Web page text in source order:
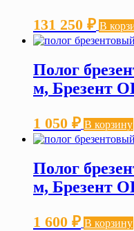
131 250 ₽ В
Полог
м, Брезент
1 050 ₽ В корзину
Полог
м, Брезент
1 600 ₽ В корзину